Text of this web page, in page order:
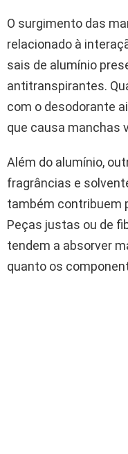
O surgimento das
relacionado à
sais de alumínio
antitranspirantes.
com o desodorante
que causa manchas
Além do alumínio,
fragrâncias e
também contribuem
Peças justas ou de
tendem a absorver
quanto os